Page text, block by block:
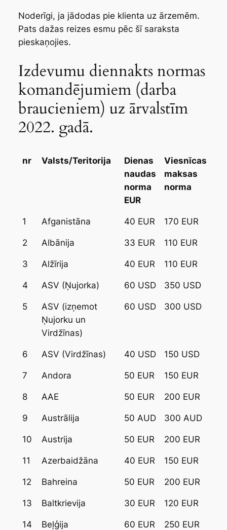
Noderīgi, ja jādodas pie klienta uz ārzemēm.
Pats dažas reizes esmu pēc šī saraksta
pieskaņojies.
Izdevumu diennakts normas
komandējumiem (darba
braucieniem) uz ārvalstīm
2022. gadā.
nr Valsts/Teritorija
Dienas
naudas
norma
EUR
Viesnīcas
maksas
norma
1 Afganistāna 40 EUR 170 EUR
2 Albānija 33 EUR 110 EUR
3 Alžīrija 40 EUR 110 EUR
4 ASV (Ņujorka) 60 USD 350 USD
5
ASV (izņemot
Ņujorku un
Virdžīnas)
60 USD 300 USD
6 ASV (Virdžīnas) 40 USD 150 USD
7 Andora 50 EUR 150 EUR
8 AAE 50 EUR 200 EUR
9 Austrālija 50 AUD 300 AUD
10 Austrija 50 EUR 200 EUR
11 Azerbaidžāna 40 EUR 150 EUR
12 Bahreina 50 EUR 200 EUR
13 Baltkrievija 30 EUR 120 EUR
14 Beļģija 60 EUR 250 EUR